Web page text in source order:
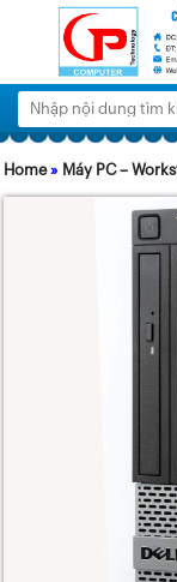
Tìm
kiếm:
Home» Máy PC –